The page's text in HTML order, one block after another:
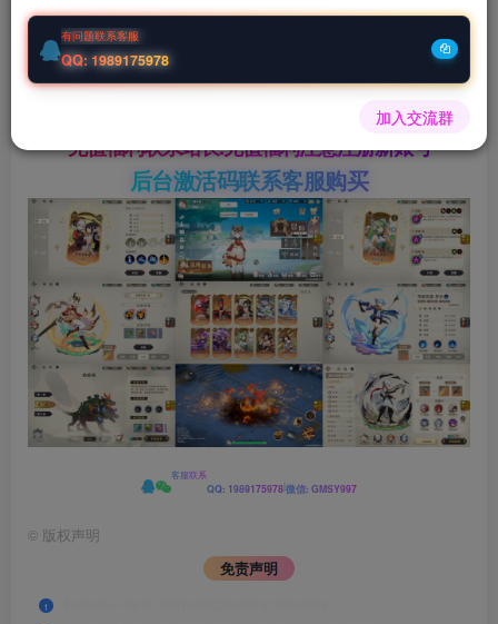
您当前未登录！建议登陆后购买，可保存购买订单
微信客服GMSY997
充值福利联系站长.充值福利注意注册新账号
后台激活码联系客服购买
客服联系
QQ: 1989175978微信: GMSY997
© 版权声明
免责声明
1
有问题联系客服
QQ: 1989175978
加入交流群